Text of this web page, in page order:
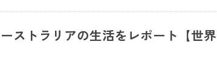
ストラリアの生活をレポート【世界